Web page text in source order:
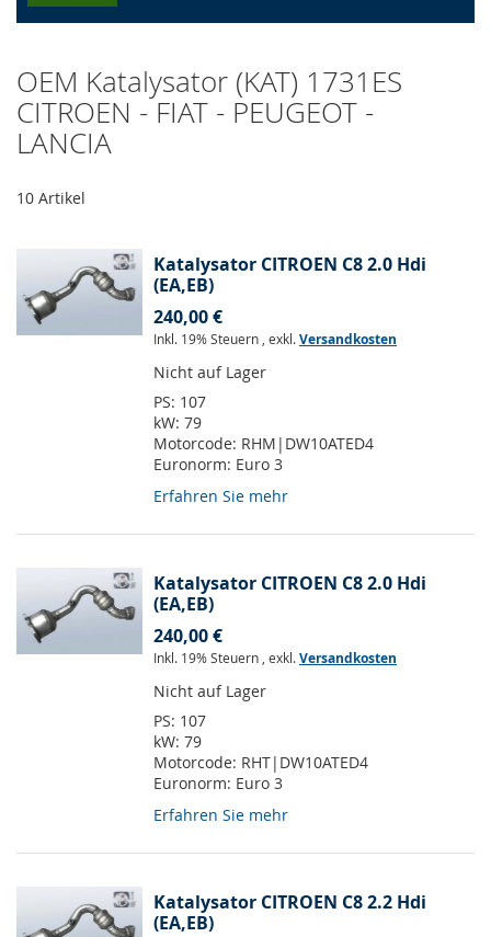
OEM Katalysator (KAT) 1731ES
CITROEN - FIAT - PEUGEOT -
LANCIA
10 Artikel
Katalysator CITROEN C8 2.0 Hdi
(EA,EB)
240,00 €
Inkl. 19% Steuern , exkl.Versandkosten
Nicht auf Lager
PS: 107
kW: 79
Motorcode: RHM|DW10ATED4
Euronorm: Euro 3
Erfahren Sie mehr
Katalysator CITROEN C8 2.0 Hdi
(EA,EB)
240,00 €
Inkl. 19% Steuern , exkl.Versandkosten
Nicht auf Lager
PS: 107
kW: 79
Motorcode: RHT|DW10ATED4
Euronorm: Euro 3
Erfahren Sie mehr
Katalysator CITROEN C8 2.2 Hdi
(EA,EB)